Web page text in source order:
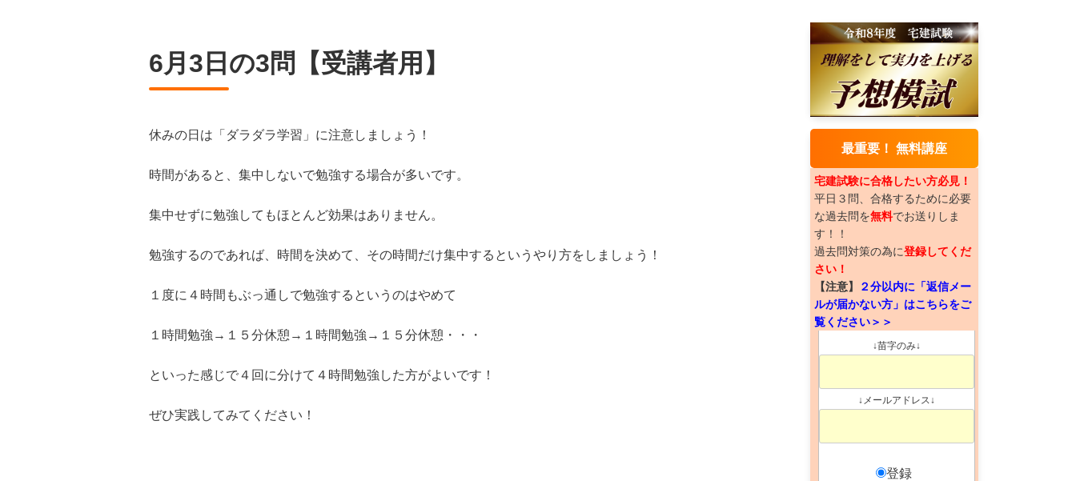
6月3日の3問【受講者用】
休みの日は「ダラダラ学習」に注意しましょう！
時間があると、集中しないで勉強する場合が多いです。
集中せずに勉強してもほとんど効果はありません。
勉強するのであれば、時間を決めて、その時間だけ集中するというやり方をしましょう！
１度に４時間もぶっ通しで勉強するというのはやめて
１時間勉強→１５分休憩→１時間勉強→１５分休憩・・・
といった感じで４回に分けて４時間勉強した方がよいです！
ぜひ実践してみてください！
最重要！ 無料講座
宅建試験に合格したい方必見！
平日３問、合格するために必要
な過去問を無料でお送りしま
す！！
過去問対策の為に登録してくだ
さい！
【注意】
２分以内に「返信メー
ルが届かない方」はこちらをご
覧ください＞＞
↓苗字のみ↓
↓メールアドレス↓
登録